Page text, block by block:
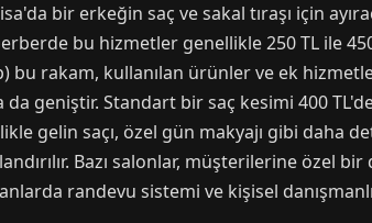
bir erkeğin saç ve sakal tıraşı için
bu hizmetler genellikle 250 TL ile
bu rakam, kullanılan ürünler ve ek
da geniştir. Standart bir saç kesimi 400
gelin saçı, özel gün makyajı gibi daha
Bazı salonlar, müşterilerine özel
randevu sistemi ve kişisel